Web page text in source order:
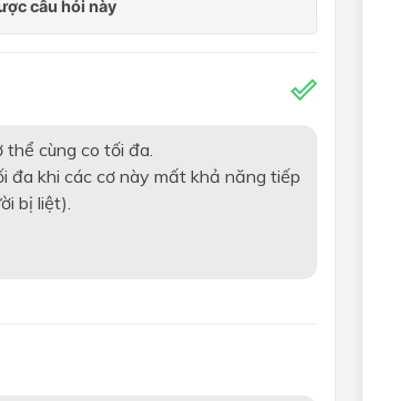
cùng co tối đa.
đa khi các cơ này mất khả năng tiếp
bị liệt).